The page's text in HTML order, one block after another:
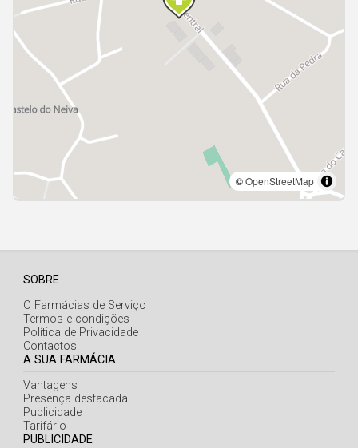
Açores
SOBRE
O Farmácias de Serviço
Termos e condições
Política de Privacidade
Contactos
A SUA FARMÁCIA
Vantagens
Presença destacada
Publicidade
Tarifário
PUBLICIDADE